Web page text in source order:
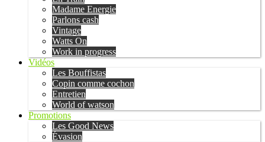
Madame Energie
Parlons cash
Vintage
Watts On
Work in progress
Vidéos
Les Bouffistas
Copin comme cochon
Entretien
World of watson
Promotions
Les Good News
Évasion